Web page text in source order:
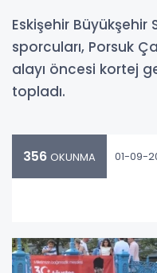
Eskişehir
sporcuları, Porsuk
alayı öncesi kortej
topladı.
356 OKUNMA 01-09-